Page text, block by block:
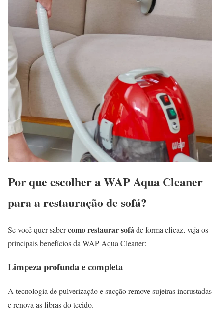
Por que escolher a WAP Aqua Cleaner
para a restauração de sofá?
Se você quer sabercomo restaurar sofáde forma eficaz, veja os
principais benefícios da WAP Aqua Cleaner:
Limpeza profunda e completa
A tecnologia de pulverização e sucção remove sujeiras incrustadas
e renova as fibras do tecido.